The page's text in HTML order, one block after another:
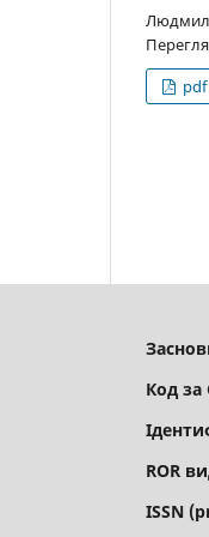
pdf
Код за
ROR
ISSN